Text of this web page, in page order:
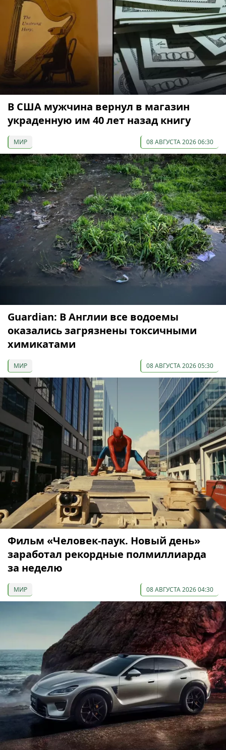
В США мужчина вернул в магазин
украденную им 40 лет назад книгу
МИР 08 АВГУСТА 2026 06:30
Guardian: В Англии все водоемы
оказались загрязнены токсичными
химикатами
МИР 08 АВГУСТА 2026 05:30
Фильм «Человек-паук. Новый день»
заработал рекордные полмиллиарда
за неделю
МИР 08 АВГУСТА 2026 04:30